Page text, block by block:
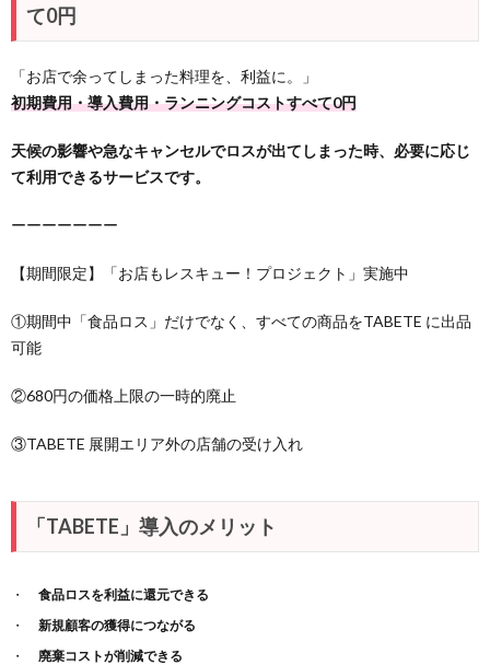
て0円
「お店で余ってしまった料理を、利益に。」
初期費用・導入費用・ランニングコストすべて0円
天候の影響や急なキャンセルでロスが出てしまった時、必要に応じ
て利用できるサービスです。
ーーーーーーー
【期間限定】「お店もレスキュー！プロジェクト」実施中
①期間中「食品ロス」だけでなく、すべての商品をTABETE に出品
可能
②680円の価格上限の一時的廃止
③TABETE 展開エリア外の店舗の受け入れ
「TABETE」導入のメリット
食品ロスを利益に還元できる
新規顧客の獲得につながる
廃棄コストが削減できる